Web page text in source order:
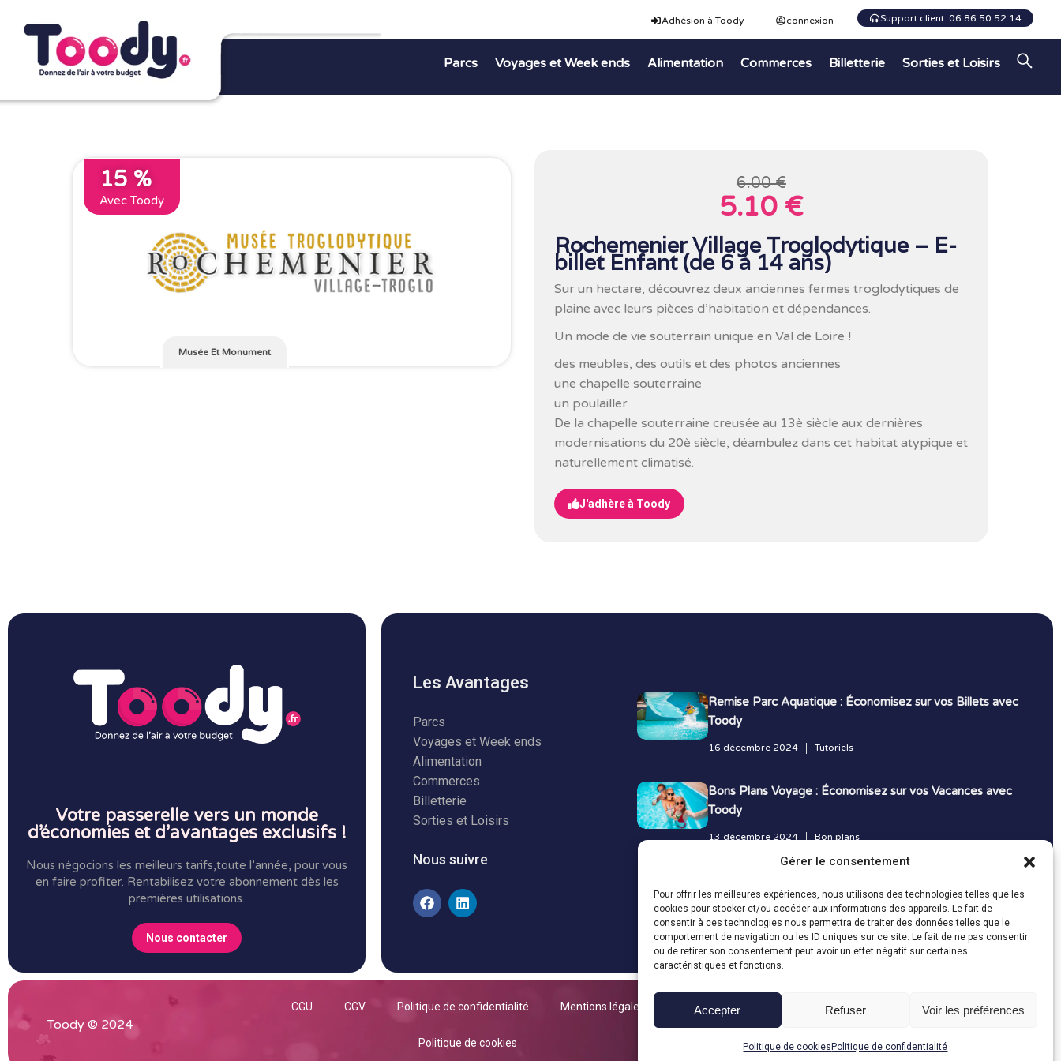
Gérer le consentement
Pour offrir les meilleures expériences, nous utilisons des technologies telles que les
cookies pour stocker et/ou accéder aux informations des appareils. Le fait de
consentir à ces technologies nous permettra de traiter des données telles que le
comportement de navigation ou les ID uniques sur ce site. Le fait de ne pas consentir
ou de retirer son consentement peut avoir un effet négatif sur certaines
caractéristiques et fonctions.
Accepter Refuser Voir les préférences
Politique de cookies Politique de confidentialité
Adhésion à Toody connexion Support client: 06 86 50 52 14
Parcs Voyages et Week ends Alimentation Commerces Billetterie Sorties et Loisirs
15 %
Avec Toody
Musée Et Monument
6.00 €
5.10 €
Rochemenier Village Troglodytique – E-
billet Enfant (de 6 à 14 ans)
Sur un hectare, découvrez deux anciennes fermes troglodytiques de
plaine avec leurs pièces d’habitation et dépendances.
Un mode de vie souterrain unique en Val de Loire !
des meubles, des outils et des photos anciennes
une chapelle souterraine
un poulailler
De la chapelle souterraine creusée au 13è siècle aux dernières
modernisations du 20è siècle, déambulez dans cet habitat atypique et
naturellement climatisé.
J'adhère à Toody
Votre passerelle vers un monde
d’économies et d’avantages exclusifs !
Nous négocions les meilleurs tarifs,toute l’année, pour vous
en faire profiter. Rentabilisez votre abonnement dès les
premières utilisations.
Nous contacter
Les Avantages
Parcs
Voyages et Week ends
Alimentation
Commerces
Billetterie
Sorties et Loisirs
Nous suivre
Remise Parc Aquatique : Économisez sur vos Billets avec
Toody
16 décembre 2024 Tutoriels
Bons Plans Voyage : Économisez sur vos Vacances avec
Toody
13 décembre 2024 Bon plans
Toody © 2024
CGU CGV Politique de confidentialité Mentions légales
Politique de cookies
Fait avec le